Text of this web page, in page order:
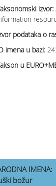
izvor:
podataka o
imena u bazi:
u
IMENA:
božur